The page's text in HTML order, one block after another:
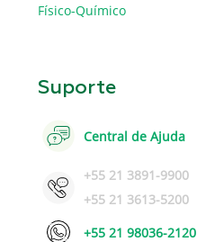
Físico-Químico
Suporte
Central de Ajuda
+55 21 3891-9900
+55 21 3613-5200
+55 21 98036-2120